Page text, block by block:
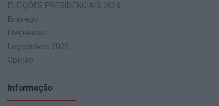
ELEIÇÕES PRESIDENCIAIS 2026
Emprego
Freguesias
Legislativas 2025
Opinião
Informação